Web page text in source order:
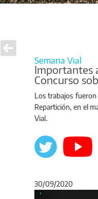
Semana Vial
Importantes
Concurso
Los trabajos
Repartición, en el
Vial.
30/09/2020